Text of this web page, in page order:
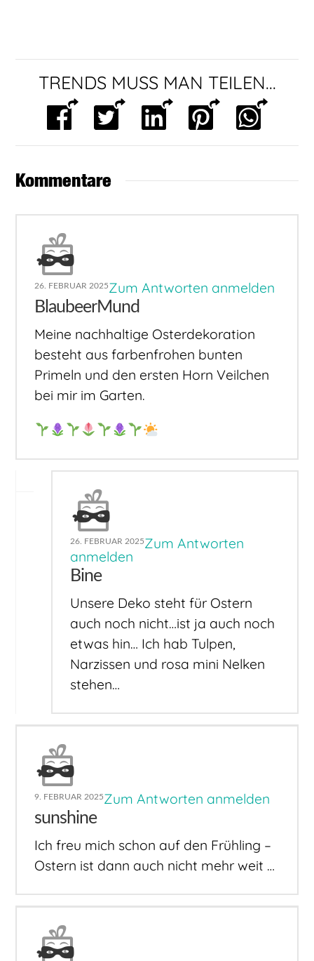
TRENDS MUSS MAN TEILEN...
Kommentare
26. FEBRUAR 2025Zum Antworten anmelden
BlaubeerMund
Meine nachhaltige Osterdekoration
besteht aus farbenfrohen bunten
Primeln und den ersten Horn Veilchen
bei mir im Garten.
26. FEBRUAR 2025Zum Antworten
anmelden
Bine
Unsere Deko steht für Ostern
auch noch nicht…ist ja auch noch
etwas hin… Ich hab Tulpen,
Narzissen und rosa mini Nelken
stehen…
9. FEBRUAR 2025Zum Antworten anmelden
sunshine
Ich freu mich schon auf den Frühling –
Ostern ist dann auch nicht mehr weit …